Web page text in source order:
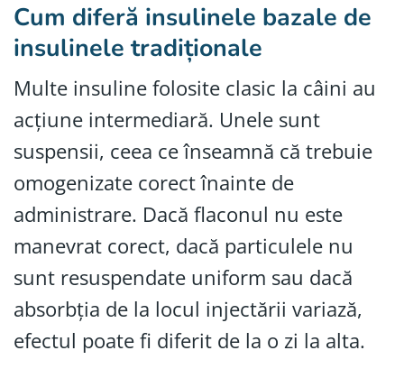
Cum diferă insulinele bazale de
insulinele tradiționale
Multe insuline folosite clasic la câini au
acțiune intermediară. Unele sunt
suspensii, ceea ce înseamnă că trebuie
omogenizate corect înainte de
administrare. Dacă flaconul nu este
manevrat corect, dacă particulele nu
sunt resuspendate uniform sau dacă
absorbția de la locul injectării variază,
efectul poate fi diferit de la o zi la alta.